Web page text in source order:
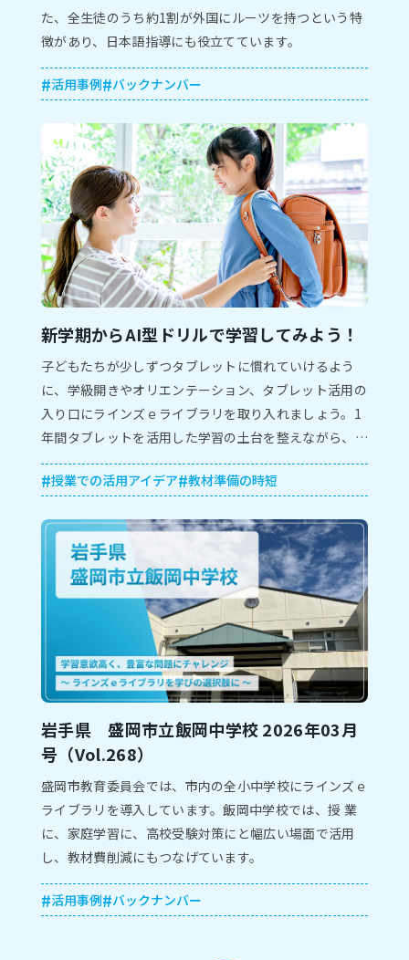
た、全⽣徒のうち約1割が外国にルーツを持つという特
徴があり、⽇本語指導にも役⽴てています。
活用事例 バックナンバー
新学期からAI型ドリルで学習してみよう！
子どもたちが少しずつタブレットに慣れていけるよう
に、学級開きやオリエンテーション、タブレット活用の
入り口にラインズｅライブラリを取り入れましょう。1
年間タブレットを活用した学習の土台を整えながら、学
級経営に生かす方法を紹介します。
授業での活用アイデア 教材準備の時短
岩⼿県 盛岡市⽴飯岡中学校 2026年03月
号（Vol.268）
盛岡市教育委員会では、市内の全⼩中学校にラインズｅ
ライブラリを導⼊しています。飯岡中学校では、授 業
に、家庭学習に、⾼校受験対策にと幅広い場⾯で活⽤
し、教材費削減にもつなげています。
活用事例 バックナンバー